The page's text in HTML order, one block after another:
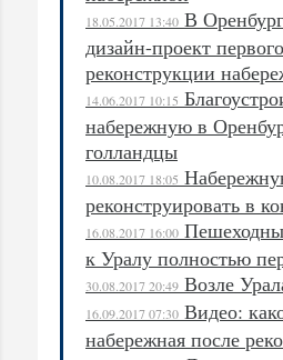
18.05.2017 13:40 В
дизайн-проект
реконструкции
14.06.2017 10:15
набережную в
голландцы
10.08.2017 18:05
реконструировать в
16.08.2017 16:00
к Уралу полностью
30.08.2017 20:49 Возле
16.09.2017 07:30 Видео:
набережная после